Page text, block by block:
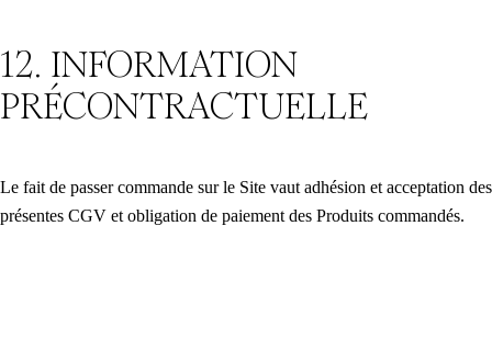
12. INFORMATION
PRÉCONTRACTUELLE
Le fait de passer commande sur le Site vaut adhésion et acceptation des
présentes CGV et obligation de paiement des Produits commandés.